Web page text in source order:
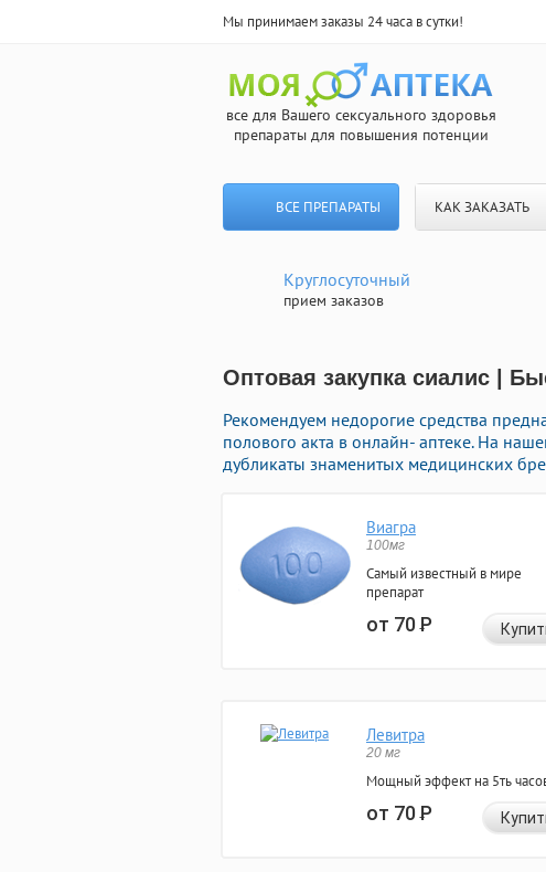
Мы принимаем заказы 24 часа в сутки!
все для Вашего сексуального здоровья
препараты для повышения потенции
ВСЕ ПРЕПАРАТЫ КАК ЗАКАЗАТЬ
Круглосуточный
прием заказов
Оптовая закупка сиалис |
Рекомендуем недорогие средства
полового акта в онлайн- аптеке. На
дубликаты знаменитых медицинских
Виагра
100мг
Самый известный в мире
препарат
от 70Р
Левитра
20 мг
Мощный эффект на 5ть
от 70Р